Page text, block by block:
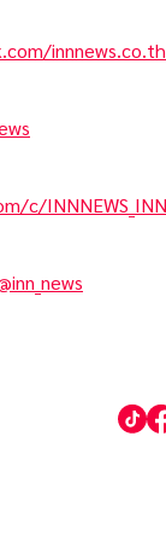
innnews.co.th
c/INNNEWS_INN